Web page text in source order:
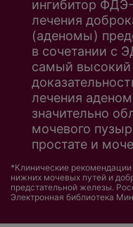
ингибитор
лечения
(аденомы)
в сочетании с
самый высокий
лечения
значительно
мочевого
простате и
*Клинические
нижних мочевых путей и
предстательной железы.
Электронная библиотека